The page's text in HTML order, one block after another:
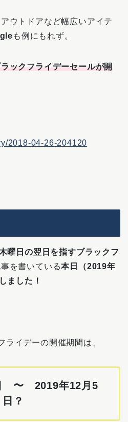
ウトドアなど幅広いアイテ
も例にもれず。
ックフライデーセールが開
2018-04-26-204120
曜日の翌日を指すブラックフ
を書いている本日（2019年
ました！
イデーの開催期間は、
〜 2019年12月5
日？